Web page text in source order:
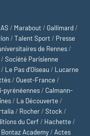
/ Marabout / Gallimard /
/Talent Sport / Presse
de Rennes /
/Société Parisienne
/ Le Pas d’Oiseau / Lucarne
/ Ouest-France /
pyrénéennes / Calmann-
/ La Découverte /
/ Rocher /Stock /
du Cerf / Hachette /
Bontaz Academy / Actes